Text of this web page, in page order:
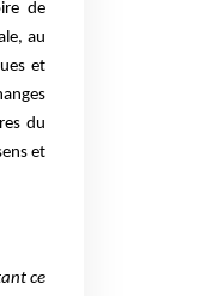
de
au
et
du
et
ce